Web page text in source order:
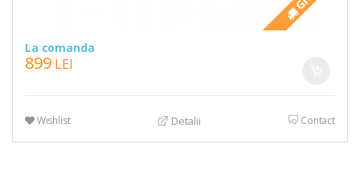
La comanda
899 LEI
Wishlist Detalii Contact